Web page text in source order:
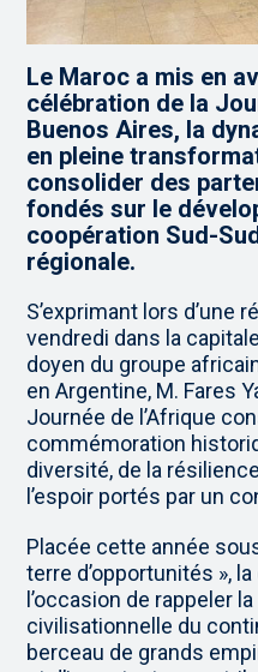
Le Maroc a mis en
célébration de la
Buenos Aires, la
en pleine
consolider des
fondés sur le
coopération Sud-
régionale.
S’exprimant lors d’une
vendredi dans la
doyen du groupe
en Argentine, M. Fares
Journée de l’Afrique
commémoration
diversité, de la
l’espoir portés par un
Placée cette année
terre d’opportunités »,
l’occasion de rappeler
civilisationnelle du
berceau de grands